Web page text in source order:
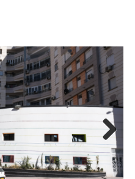
Next